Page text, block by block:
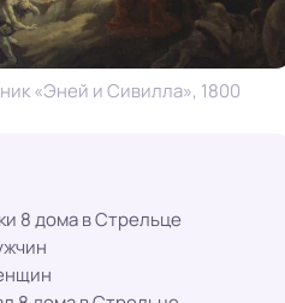
«Эней и Сивилла», 1800
8 дома в Стрельце